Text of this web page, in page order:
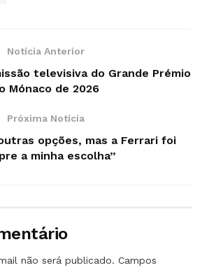
Notícia Anterior
televisiva do Grande Prémio
Mónaco de 2026
Próxima Notícia
opções, mas a Ferrari foi
a minha escolha”
não será publicado. Campos